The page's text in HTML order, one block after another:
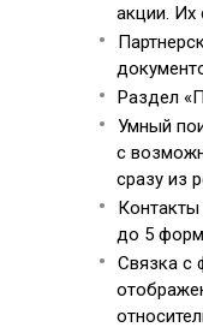
акции. Их
Раздел
Умный
с
сразу из
до 5 форм
Связка с